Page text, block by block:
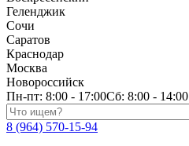
Геленджик
Сочи
Саратов
Краснодар
Москва
Новороссийск
Пн-пт: 8:00 - 17:00Сб: 8:00 - 14:00
Поиск по каталогу
8 (964) 570-15-94